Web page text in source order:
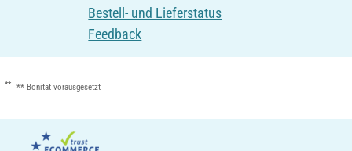
Bestell- und Lieferstatus
Feedback
** ** Bonität vorausgesetzt